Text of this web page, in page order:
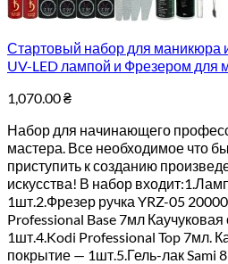
Стартовый набор для маникюра
UV-LED лампой и Фрезером для
1,070.00₴
Набор для начинающего
мастера. Все необходимое что
приступить к созданию
искусства! В набор
1шт.2.Фрезер ручка YRZ-05
Professional Base 7мл
1шт.4.Kodi Professional Top 7мл.
покрытие — 1шт.5.Гель-лак Sami